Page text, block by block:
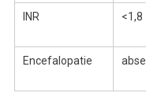
INR <1,8
Encefalopatie